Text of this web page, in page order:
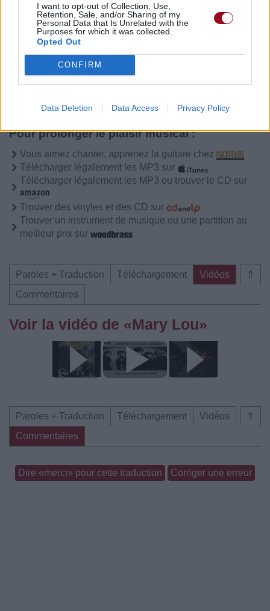
I want to opt-out of Collection, Use,
Retention, Sale, and/or Sharing of my
Personal Data that Is Unrelated with the
Purposes for which it was collected.
Opted Out
CONFIRM
Data Deletion Data Access Privacy Policy
Commentaires
Pour prolonger le plaisir musical :
Vous aimez chanter, apprenez la guitare chez
Télécharger légalement les MP3 sur
Télécharger légalement les MP3 ou trouver le CD sur
Trouver des vinyles et des CD sur
Trouver un instrument de musique ou une partition au
meilleur prix sur
⇑
Paroles + Traduction Téléchargement
Vidéos
Commentaires
Voir la vidéo de «Mary Lou»
⇑
Paroles + Traduction Téléchargement
Vidéos
Commentaires
Dire «merci» pour cette traduction Corriger une erreur